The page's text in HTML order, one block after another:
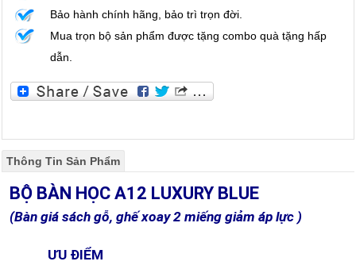
Bảo hành chính hãng, bảo trì trọn đời.
Mua trọn bộ sản phẩm được tặng combo quà tặng hấp
dẫn.
Thông Tin Sản Phẩm
BỘ BÀN HỌC A12 LUXURY BLUE
(Bàngiá sách gỗ, ghế xoay 2 miếng giảm áp lực )
ƯU ĐIỂM